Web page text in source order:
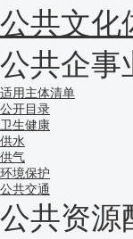
公共文化
公共企
适用主体清单
公开目录
卫生健康
供水
供气
环境保护
公共交通
公共资